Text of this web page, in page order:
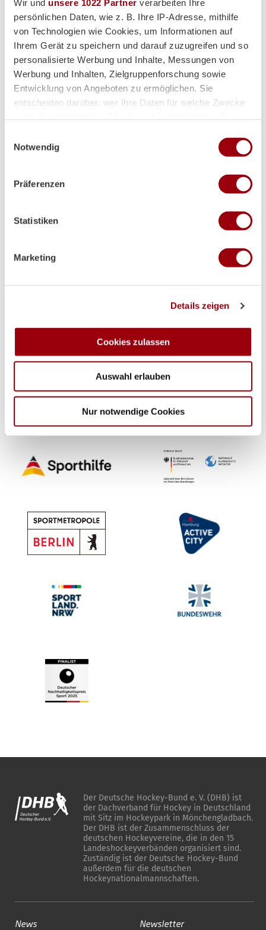
Wir und unsere 1022 Partner verarbeiten Ihre
persönlichen Daten, wie z. B. Ihre IP-Adresse, mithilfe
von Technologien wie Cookies, um Informationen auf
Ihrem Gerät zu speichern und darauf zuzugreifen und so
personalisierte Werbung und Inhalte, Messungen von
Werbung und Inhalten, Zielgruppenforschung sowie
Entwicklung von Angeboten zu ermöglichen. Sie
entscheiden darüber, wer Ihre Daten für welche Zwecke
Trigger Symbol ändern oder widerrufen
Informationen über Ihre geografische Lage erfassen,
Ihr Gerät durch aktives Scannen nach bestimmten
Merkmalen (Fingerprinting) identifizieren
verarbeitet werden, und legen Sie Ihre Präferenzen im
Abschnitt Einzelheiten
personalisieren, Funktionen für soziale Medien anbieten
soziale Medien, Werbung und Analysen weiter. Unsere
Partner führen diese Informationen möglicherweise mit
weiteren Daten zusammen, die Sie ihnen bereitgestellt
haben oder die sie im Rahmen Ihrer Nutzung der Dienste
Notwendig
Präferenzen
Statistiken
Marketing
Details zeigen
Cookies zulassen
Auswahl erlauben
Nur notwendige Cookies
Supplier
Mit Unterstützung durch
Der Deutsche Hockey-Bund e. V. (DHB) ist
der Dachverband für Hockey in Deutschland
mit Sitz im Hockeypark in Mönchengladbach.
Der DHB ist der Zusammenschluss der
deutschen Hockeyvereine, die in den 15
Landeshockeyverbänden organisiert sind.
Zuständig ist der Deutsche Hockey-Bund
außerdem für die deutschen
Hockeynationalmannschaften.
News
Newsletter